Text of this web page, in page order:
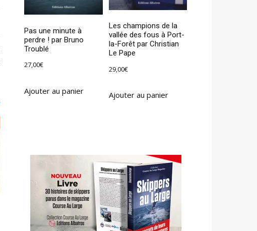
Pas une minute à
perdre ! par Bruno
Troublé
27,00€
Ajouter au panier
Les champions de la
vallée des fous à Port-
la-Forêt par Christian
Le Pape
29,00€
Ajouter au panier